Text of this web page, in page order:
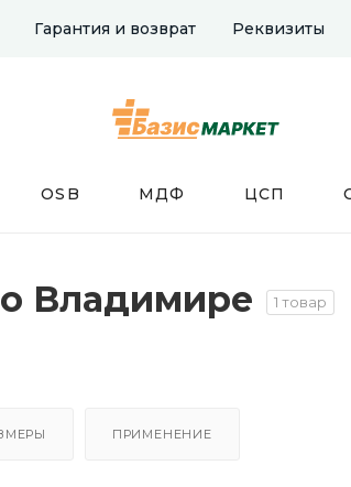
Гарантия и возврат Реквизиты
OSB МДФ ЦСП
Владимире 1 товар
ПРИМЕНЕНИЕ